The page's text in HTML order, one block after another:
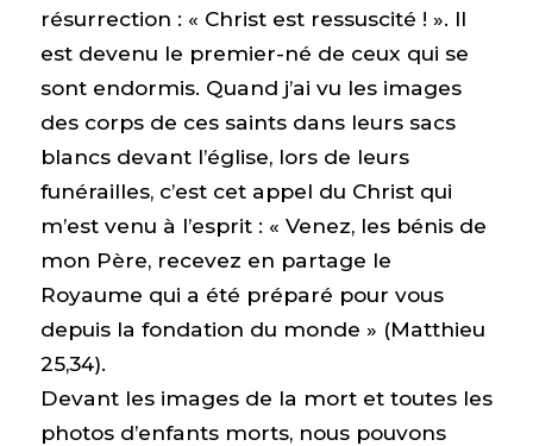
résurrection : « Christ est ressuscité ! ». Il
est devenu le premier-né de ceux qui se
sont endormis. Quand j’ai vu les images
des corps de ces saints dans leurs sacs
blancs devant l’église, lors de leurs
funérailles, c’est cet appel du Christ qui
m’est venu à l’esprit : « Venez, les bénis de
mon Père, recevez en partage le
Royaume qui a été préparé pour vous
depuis la fondation du monde » (Matthieu
25,34).
Devant les images de la mort et toutes les
photos d’enfants morts, nous pouvons